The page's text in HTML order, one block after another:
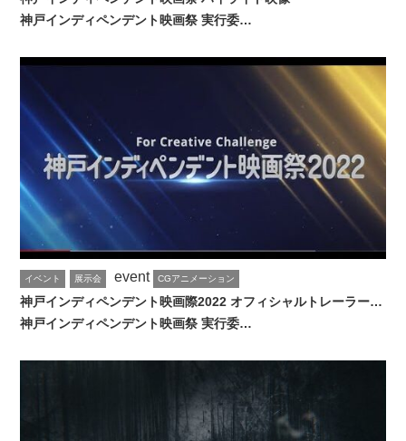
神戸インディペンデント映画祭 実行委…
イベント 展示会 event CGアニメーション
神戸インディペンデント映画際2022 オフィシャルトレーラー…
神戸インディペンデント映画祭 実行委…